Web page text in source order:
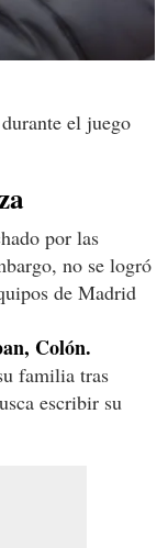
el juego
por las
no se logró
de Madrid
Colón.
familia tras
escribir su